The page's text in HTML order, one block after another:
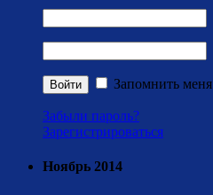
Запомнить меня
Забыли пароль?
Зарегистрироваться
Ноябрь 2014